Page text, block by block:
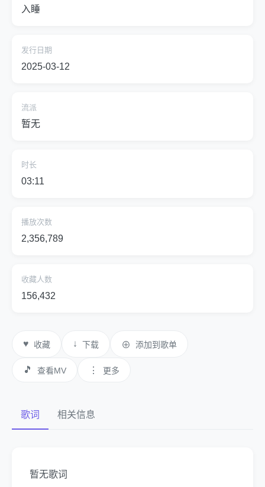
入睡
发行日期
2025-03-12
流派
暂无
时长
03:11
播放次数
2,356,789
收藏人数
156,432
♥ 收藏 ↓ 下载 ⊕ 添加到歌单
🎵 查看MV ⋮ 更多
歌词 相关信息
暂无歌词